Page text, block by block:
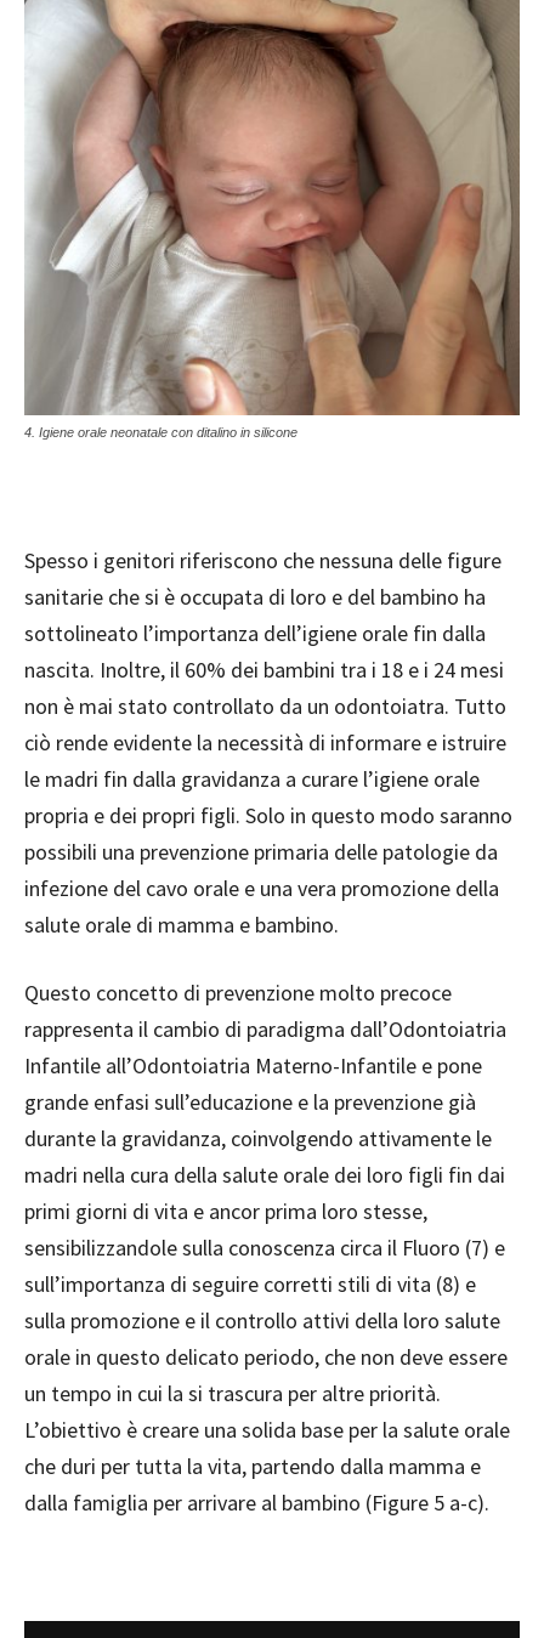
4. Igiene orale neonatale con ditalino in silicone
Spesso i genitori riferiscono che nessuna delle figure
sanitarie che si è occupata di loro e del bambino ha
sottolineato l’importanza dell’igiene orale fin dalla
nascita. Inoltre, il 60% dei bambini tra i 18 e i 24 mesi
non è mai stato controllato da un odontoiatra. Tutto
ciò rende evidente la necessità di informare e istruire
le madri fin dalla gravidanza a curare l’igiene orale
propria e dei propri figli. Solo in questo modo saranno
possibili una prevenzione primaria delle patologie da
infezione del cavo orale e una vera promozione della
salute orale di mamma e bambino.
Questo concetto di prevenzione molto precoce
rappresenta il cambio di paradigma dall’Odontoiatria
Infantile all’Odontoiatria Materno-Infantile e pone
grande enfasi sull’educazione e la prevenzione già
durante la gravidanza, coinvolgendo attivamente le
madri nella cura della salute orale dei loro figli fin dai
primi giorni di vita e ancor prima loro stesse,
sensibilizzandole sulla conoscenza circa il Fluoro (7) e
sull’importanza di seguire corretti stili di vita (8) e
sulla promozione e il controllo attivi della loro salute
orale in questo delicato periodo, che non deve essere
un tempo in cui la si trascura per altre priorità.
L’obiettivo è creare una solida base per la salute orale
che duri per tutta la vita, partendo dalla mamma e
dalla famiglia per arrivare al bambino (Figure 5 a-c).